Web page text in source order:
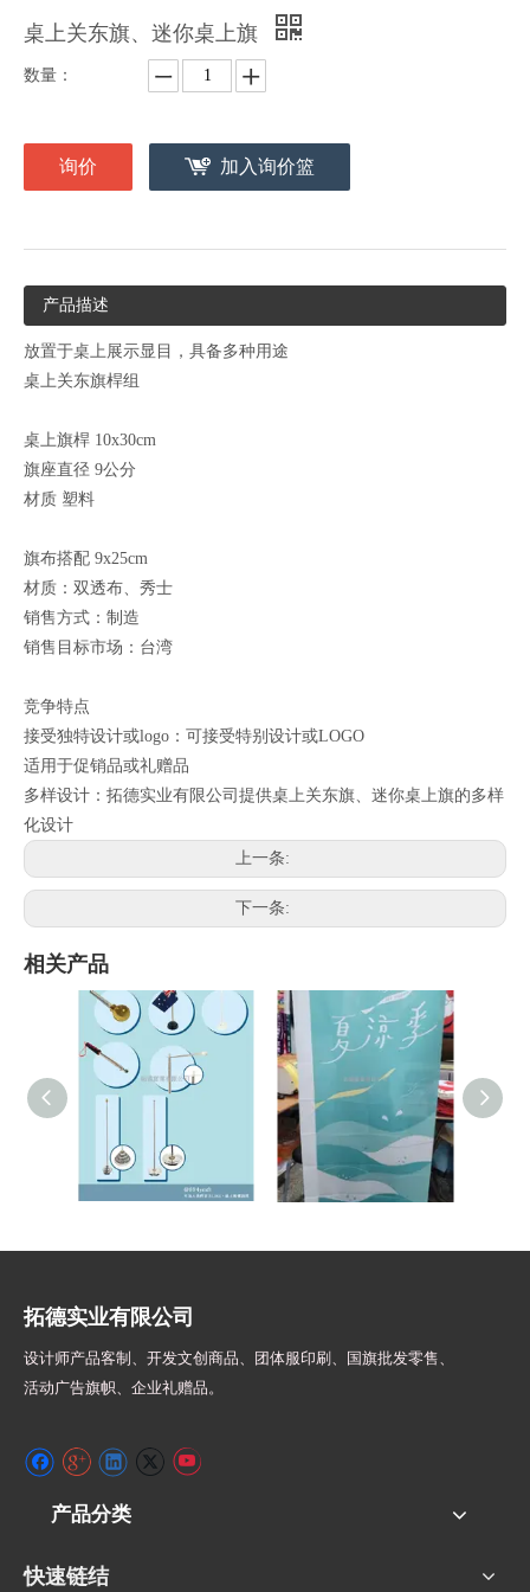
桌上关东旗、迷你桌上旗
数量：
询价 加入询价篮
产品描述
放置于桌上展示显目，具备多种用途
桌上关东旗桿组
桌上旗桿 10x30cm
旗座直径 9公分
材质 塑料
旗布搭配 9x25cm
材质：双透布、秀士
销售方式：制造
销售目标市场：台湾
竞争特点
接受独特设计或logo：可接受特别设计或LOGO
适用于促销品或礼赠品
多样设计：拓德实业有限公司提供桌上关东旗、迷你桌上旗的多样
化设计
上一条:
下一条:
相关产品
常见旗帜配件 活动双透布关东旗
拓德实业有限公司
设计师产品客制、开发文创商品、团体服印刷、
国旗批发零售、
活动广告旗帜、 企业礼赠品。
产品分类
快速链结